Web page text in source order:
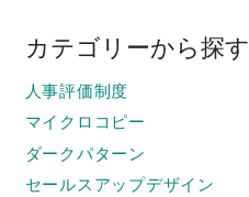
カテゴリーから探す
人事評価制度
マイクロコピー
ダークパターン
セールスアップデザイン